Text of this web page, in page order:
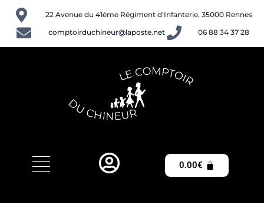
Aller
au
22 Avenue du 41ème Régiment d'Infanterie, 35000 Rennes
comptoirduchineur@laposte.net
06 88 34 37 28
0.00€